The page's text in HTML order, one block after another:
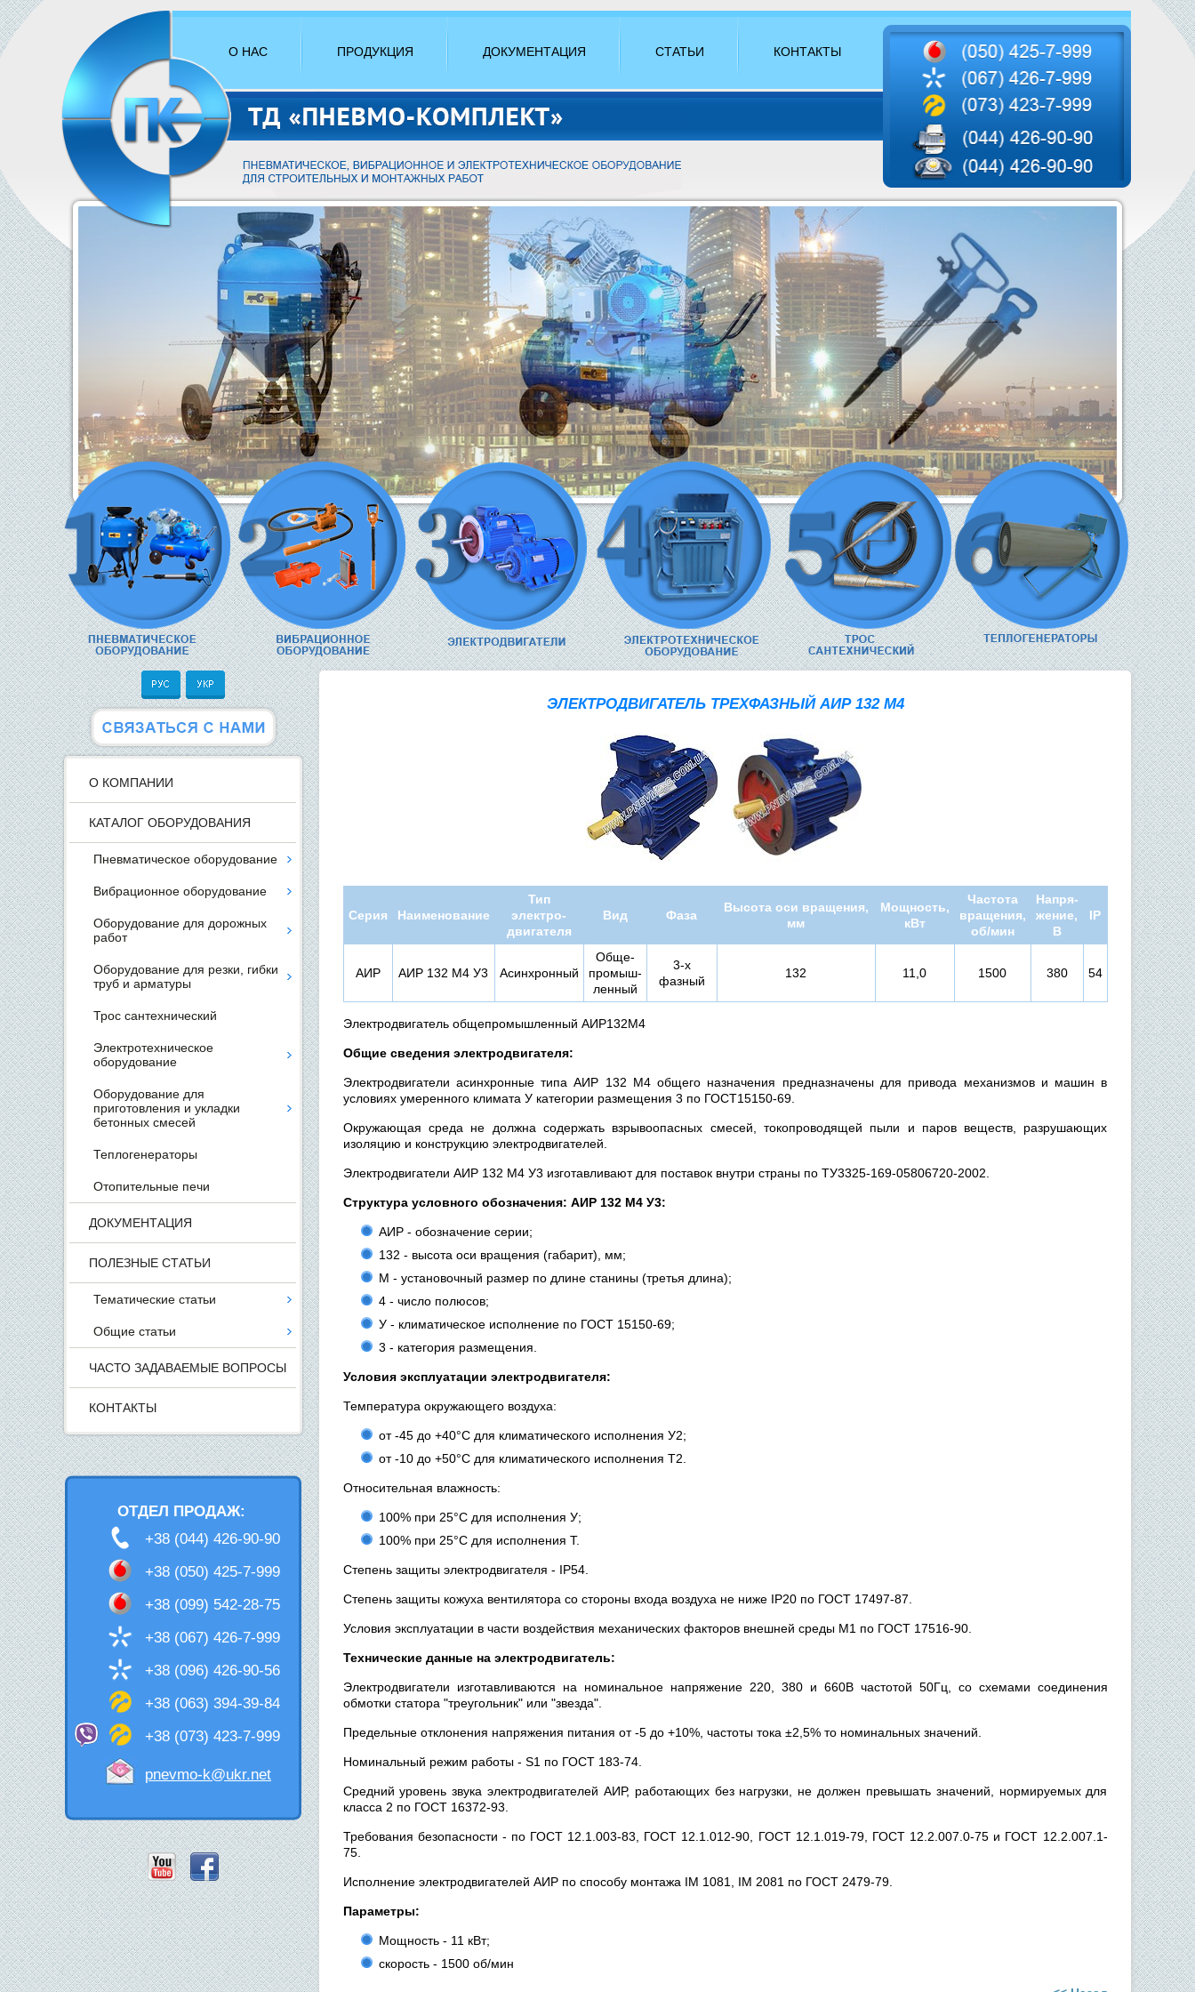
О НАС ПРОДУКЦИЯ ДОКУМЕНТАЦИЯ СТАТЬИ КОНТАКТЫ
О КОМПАНИИ
КАТАЛОГ ОБОРУДОВАНИЯ
Пневматическое оборудование
Вибрационное оборудование
Оборудование для дорожных
работ
Оборудование для резки, гибки
труб и арматуры
Трос сантехнический
Электротехническое
оборудование
Оборудование для
приготовления и укладки
бетонных смесей
Теплогенераторы
Отопительные печи
ДОКУМЕНТАЦИЯ
ПОЛЕЗНЫЕ СТАТЬИ
Тематические статьи
Общие статьи
ЧАСТО ЗАДАВАЕМЫЕ ВОПРОСЫ
КОНТАКТЫ
ОТДЕЛ ПРОДАЖ:
+38 (044) 426-90-90
+38 (050) 425-7-999
+38 (099) 542-28-75
+38 (067) 426-7-999
+38 (096) 426-90-56
+38 (063) 394-39-84
+38 (073) 423-7-999
pnevmo-k@ukr.net
ЭЛЕКТРОДВИГАТЕЛЬ ТРЕХФАЗНЫЙ АИР 132 М4
Серия Наименование
Тип
электро-
двигателя
Вид Фаза
Высота оси вращения,
мм
Мощность,
кВт
Частота
вращения,
об/мин
Напря-
жение,
В
IP
АИР АИР 132 M4 У3 Асинхронный
Обще-
промыш-
ленный
3-х
фазный
132 11,0 1500 380 54
Электродвигатель общепромышленный АИР132M4
Общие сведения электродвигателя:
Электродвигатели асинхронные типа АИР 132 М4 общего назначения предназначены для привода механизмов и машин в
условиях умеренного климата У категории размещения 3 по ГОСТ15150-69.
Окружающая среда не должна содержать взрывоопасных смесей, токопроводящей пыли и паров веществ, разрушающих
изоляцию и конструкцию электродвигателей.
Электродвигатели АИР 132 М4 У3 изготавливают для поставок внутри страны по ТУ3325-169-05806720-2002.
Структура условного обозначения: АИР 132 М4 У3:
АИР - обозначение серии;
132 - высота оси вращения (габарит), мм;
М - установочный размер по длине станины (третья длина);
4 - число полюсов;
У - климатическое исполнение по ГОСТ 15150-69;
3 - категория размещения.
Условия эксплуатации электродвигателя:
Температура окружающего воздуха:
от -45 до +40°С для климатического исполнения У2;
от -10 до +50°С для климатического исполнения Т2.
Относительная влажность:
100% при 25°С для исполнения У;
100% при 25°С для исполнения Т.
Степень защиты электродвигателя - IР54.
Степень защиты кожуха вентилятора со стороны входа воздуха не ниже IР20 по ГОСТ 17497-87.
Условия эксплуатации в части воздействия механических факторов внешней среды М1 по ГОСТ 17516-90.
Технические данные на электродвигатель:
Электродвигатели изготавливаются на номинальное напряжение 220, 380 и 660В частотой 50Гц, со схемами соединения
обмотки статора "треугольник" или "звезда".
Предельные отклонения напряжения питания от -5 до +10%, частоты тока ±2,5% то номинальных значений.
Номинальный режим работы - S1 по ГОСТ 183-74.
Средний уровень звука электродвигателей АИР, работающих без нагрузки, не должен превышать значений, нормируемых для
класса 2 по ГОСТ 16372-93.
Требования безопасности - по ГОСТ 12.1.003-83, ГОСТ 12.1.012-90, ГОСТ 12.1.019-79, ГОСТ 12.2.007.0-75 и ГОСТ 12.2.007.1-
75.
Исполнение электродвигателей АИР по способу монтажа IM 1081, IM 2081 по ГОСТ 2479-79.
Параметры:
Мощность - 11 кВт;
скорость - 1500 об/мин